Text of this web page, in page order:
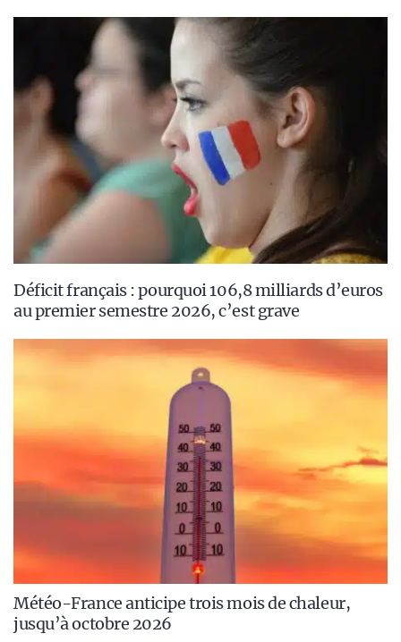
Déficit français : pourquoi 106,8 milliards d’euros
au premier semestre 2026, c’est grave
Météo-France anticipe trois mois de chaleur,
jusqu’à octobre 2026